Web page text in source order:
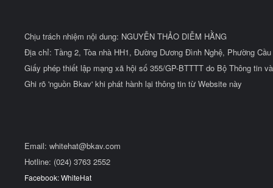
Chịu trách nhiệm nội dung: NGUYỄN THẢO DIỄM HẰNG
Địa chỉ: Tầng 2, Tòa nhà HH1, Đường Dương Đình Nghệ, Phường
Giấy phép thiết lập mạng xã hội số 355/GP-BTTTT do Bộ Thông tin
Ghi rõ 'nguồn Bkav' khi phát hành lại thông tin từ Website này
Email: whitehat@bkav.com
Hotline: (024) 3763 2552
Facebook: WhiteHat